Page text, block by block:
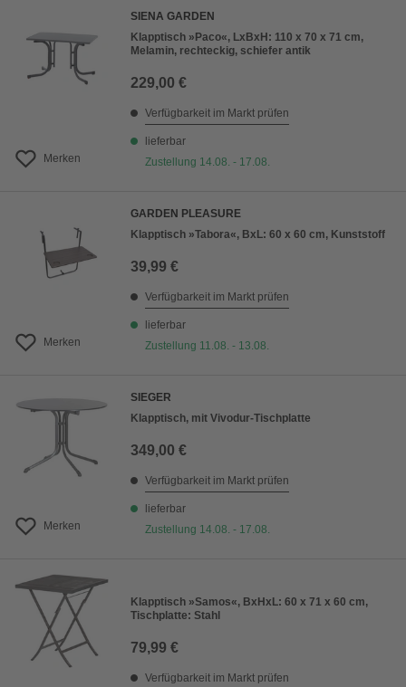
Merken
SIENA GARDEN
Klapptisch »Paco«, LxBxH: 110 x 70 x 71 cm,
Melamin, rechteckig, schiefer antik
229,00 €
Verfügbarkeit im Markt prüfen
lieferbar
Zustellung 14.08. - 17.08.
Merken
GARDEN PLEASURE
Klapptisch »Tabora«, BxL: 60 x 60 cm, Kunststoff
39,99 €
Verfügbarkeit im Markt prüfen
lieferbar
Zustellung 11.08. - 13.08.
Merken
SIEGER
Klapptisch, mit Vivodur-Tischplatte
349,00 €
Verfügbarkeit im Markt prüfen
lieferbar
Zustellung 14.08. - 17.08.
Klapptisch »Samos«, BxHxL: 60 x 71 x 60 cm,
Tischplatte: Stahl
79,99 €
Verfügbarkeit im Markt prüfen